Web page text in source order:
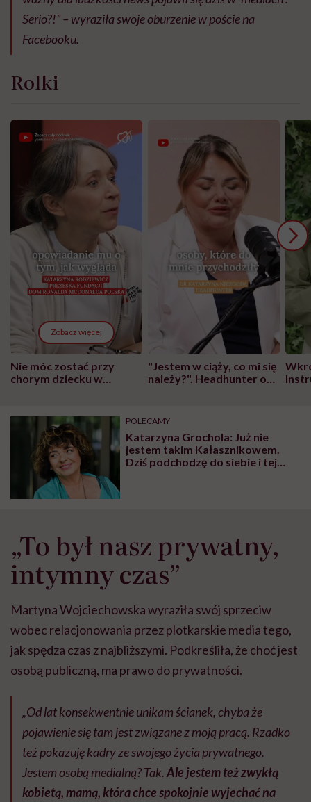
Serio?!” – wyraziła swoje oburzenie w poście na
Facebooku.
Rolki
Zobacz więcej
Nie móc zostać przy
chorym dziecku w
może chyba tylko
głupota i brak
wyobraźni"
"Jestem w ciąży, co mi się
należy?". Headhunter o
pracy
POLECAMY
Katarzyna Grochola: Już nie
jestem takim Kałasznikowem.
Dziś podchodzę do siebie i tej
„To był nasz prywatny,
intymny czas”
Martyna Wojciechowska wyraziła swój sprzeciw
wobec relacjonowania przez plotkarskie media tego,
jak spędza czas z najbliższymi. Podkreśliła, że choć jest
osobą publiczną, ma prawo do prywatności.
„Od lat konsekwentnie unikam ścianek, chyba że
pojawienie się tam jest związane z moją pracą. Rzadko
też pokazuję kadry ze swojego życia prywatnego.
Jestem osobą medialną? Tak.Ale jestem też zwykłą
kobietą, mamą, która chce spokojnie wyjechać na